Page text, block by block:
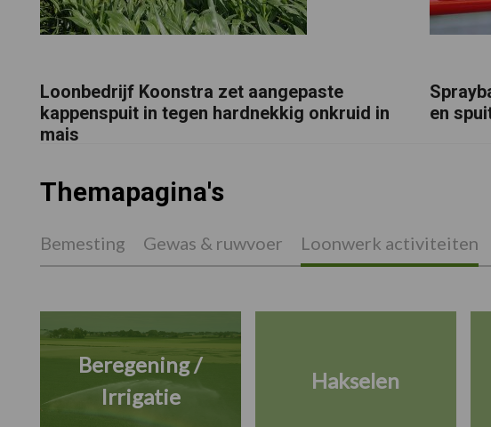
Loonbedrijf Koonstra zet aangepaste
kappenspuit in tegen hardnekkig onkruid in
mais
en
Themapagina's
Bemesting Gewas & ruwvoer Loonwerk activiteiten
Beregening /
Irrigatie
Hakselen